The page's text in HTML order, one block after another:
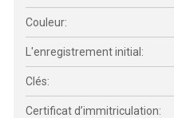
Couleur:
L'enregistrement initial:
Clés:
Certificat d’immitriculation: